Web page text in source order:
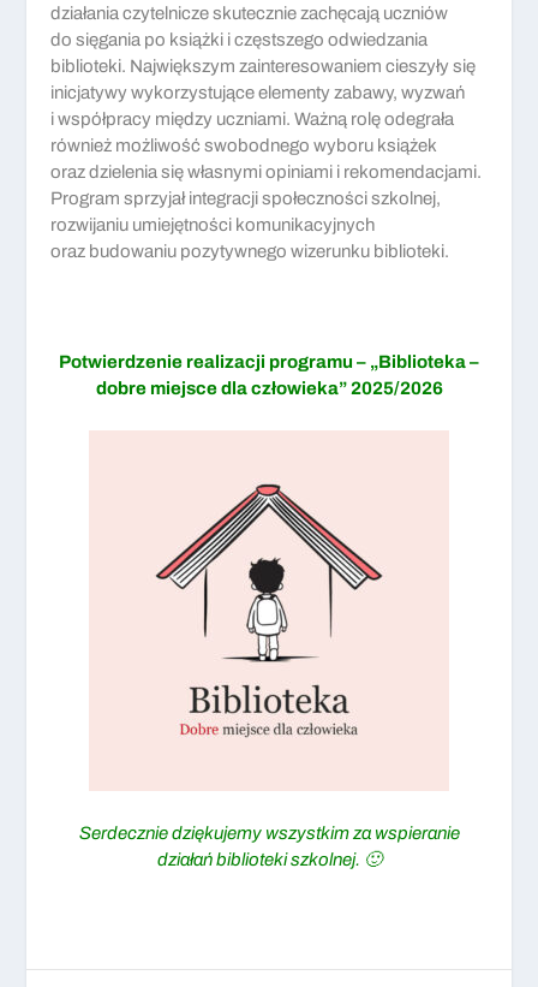
działania czytelnicze skutecznie zachęcają uczniów
do sięgania po książki i częstszego odwiedzania
biblioteki. Największym zainteresowaniem cieszyły się
inicjatywy wykorzystujące elementy zabawy, wyzwań
i współpracy między uczniami. Ważną rolę odegrała
również możliwość swobodnego wyboru książek
oraz dzielenia się własnymi opiniami i rekomendacjami.
Program sprzyjał integracji społeczności szkolnej,
rozwijaniu umiejętności komunikacyjnych
oraz budowaniu pozytywnego wizerunku biblioteki.
Potwierdzenie realizacji programu – „Biblioteka –
dobre miejsce dla człowieka” 2025/2026
Serdecznie dziękujemy wszystkim za wspieranie
działań biblioteki szkolnej. 🙂